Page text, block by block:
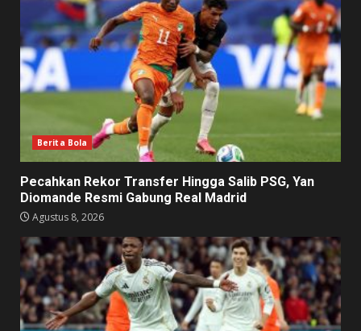
Berita Bola
Pecahkan Rekor Transfer Hingga Salib PSG, Yan
Diomande Resmi Gabung Real Madrid
Agustus 8, 2026